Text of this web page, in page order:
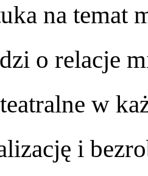
na temat
o relacje
w
i